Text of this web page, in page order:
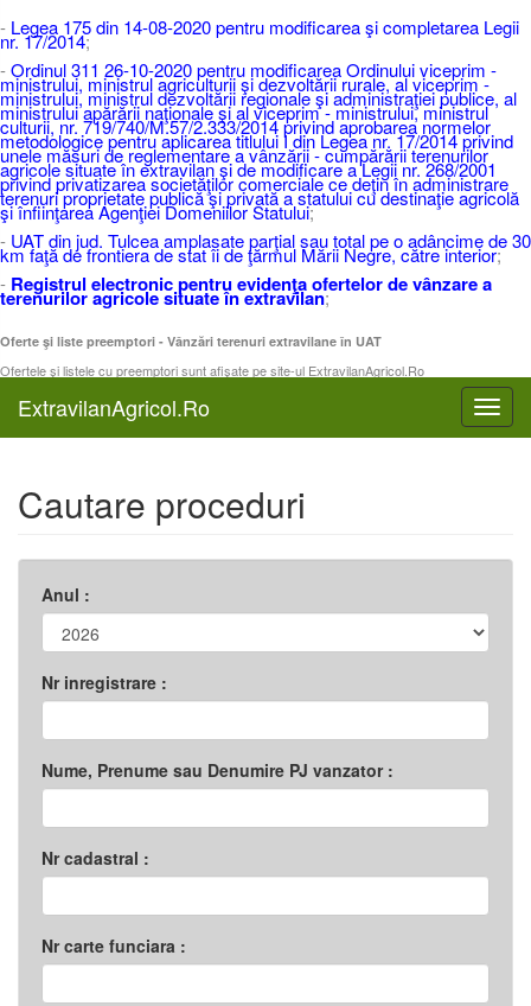
- Legea 175 din 14-08-2020 pentru modificarea şi completarea Legii
nr. 17/2014;
-Ordinul 311 26-10-2020 pentru modificarea Ordinului viceprim -
ministrului, ministrul agriculturii şi dezvoltării rurale, al viceprim -
ministrului, ministrul dezvoltării regionale şi administraţiei publice, al
ministrului apărării naţionale şi al viceprim - ministrului, ministrul
culturii, nr. 719/740/M.57/2.333/2014 privind aprobarea normelor
metodologice pentru aplicarea titlului I din Legea nr. 17/2014 privind
unele măsuri de reglementare a vânzării - cumpărării terenurilor
agricole situate în extravilan şi de modificare a Legii nr. 268/2001
privind privatizarea societăţilor comerciale ce deţin în administrare
terenuri proprietate publică şi privată a statului cu destinaţie agricolă
şi înfiinţarea Agenţiei Domeniilor Statului;
- UAT din jud. Tulcea amplasate parţial sau total pe o adâncime de 30
km faţă de frontiera de stat îi de ţărmul Mării Negre, către interior;
- Registrul electronic pentru evidenţa ofertelor de vânzare a
terenurilor agricole situate în extravilan;
Oferte şi liste preemptori - Vânzări terenuri extravilane în UAT
Ofertele şi listele cu preemptori sunt afişate pe site-ul ExtravilanAgricol.Ro